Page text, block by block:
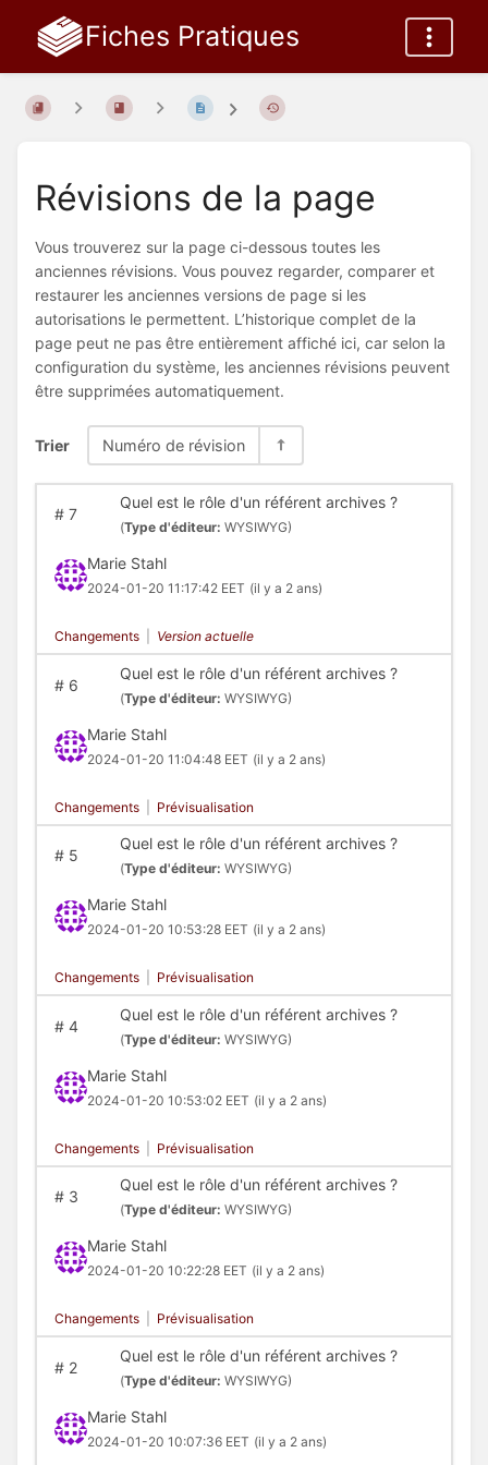
Fiches Pratiques
Révisions de la page
Vous trouverez sur la page ci-dessous toutes les
anciennes révisions. Vous pouvez regarder, comparer et
restaurer les anciennes versions de page si les
autorisations le permettent. L’historique complet de la
page peut ne pas être entièrement affiché ici, car selon la
configuration du système, les anciennes révisions peuvent
être supprimées automatiquement.
Trier Numéro de révision
#7
Quel est le rôle d'un référent archives ?
(Type d'éditeur: WYSIWYG)
Marie Stahl
2024-01-20 11:17:42 EET (il y a 2 ans)
Changements Version actuelle
#6
Quel est le rôle d'un référent archives ?
(Type d'éditeur: WYSIWYG)
Marie Stahl
2024-01-20 11:04:48 EET (il y a 2 ans)
Changements Prévisualisation
#5
Quel est le rôle d'un référent archives ?
(Type d'éditeur: WYSIWYG)
Marie Stahl
2024-01-20 10:53:28 EET (il y a 2 ans)
Changements Prévisualisation
#4
Quel est le rôle d'un référent archives ?
(Type d'éditeur: WYSIWYG)
Marie Stahl
2024-01-20 10:53:02 EET (il y a 2 ans)
Changements Prévisualisation
#3
Quel est le rôle d'un référent archives ?
(Type d'éditeur: WYSIWYG)
Marie Stahl
2024-01-20 10:22:28 EET (il y a 2 ans)
Changements Prévisualisation
#2
Quel est le rôle d'un référent archives ?
(Type d'éditeur: WYSIWYG)
Marie Stahl
2024-01-20 10:07:36 EET (il y a 2 ans)